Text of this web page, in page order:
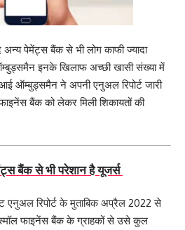
पेमेंट्स बैंक से भी लोग काफी ज्यादा
इनके खिलाफ अच्छी खासी संख्या में
ऑम्बुड्समैन ने अपनी एनुअल रिपोर्ट जारी
बैंक को लेकर मिली शिकायतों की
बैंक से भी परेशान है यूजर्स
रिपोर्ट के मुताबिक अप्रैल 2022 से
फाइनेंस बैंक के ग्राहकों से उसे कुल